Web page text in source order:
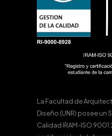
La Facultad de
Diseño (UNR) posee un
Calidad IRAM-ISO